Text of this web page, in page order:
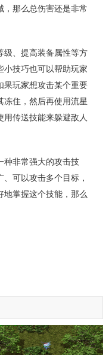
那么总伤害还是非常
级、提高装备属性等方
小技巧也可以帮助玩家
果玩家想攻击某个重要
冻住，然后再使用流星
传送技能来躲避敌人
种非常强大的攻击技
可以攻击多个目标，
掌握这个技能，那么